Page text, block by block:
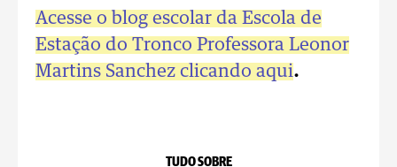
Acesse o blog escolar da Escola de
Estação do Tronco Professora Leonor
Martins Sanchez clicando aqui.
TUDO SOBRE